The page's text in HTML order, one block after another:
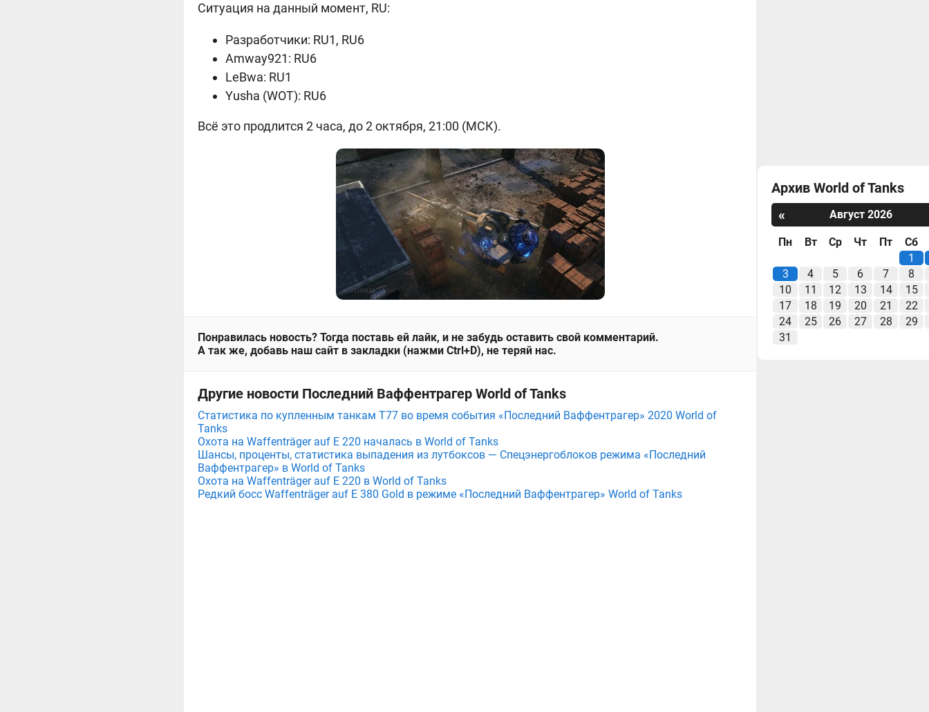
Ситуация на данный момент, RU:
Разработчики: RU1, RU6
Amway921: RU6
LeBwa: RU1
Yusha (WOT): RU6
Всё это продлится 2 часа, до 2 октября, 21:00 (МСК).
Понравилась новость? Тогда поставь ей лайк, и не забудь оставить свой комментарий.
А так же, добавь наш сайт в закладки (нажми Ctrl+D), не теряй нас.
Другие новости Последний Ваффентрагер World of Tanks
Статистика по купленным танкам T77 во время события «Последний Ваффентрагер» 2020 World of
Tanks
Охота на Waffenträger auf E 220 началась в World of Tanks
Шансы, проценты, статистика выпадения из лутбоксов — Спецэнергоблоков режима «Последний
Ваффентрагер» в World of Tanks
Охота на Waffenträger auf E 220 в World of Tanks
Редкий босс Waffenträger auf E 380 Gold в режиме «Последний Ваффентрагер» World of Tanks
Архив World of Tanks
«
Август 2026
Пн Вт Ср Чт Пт
Сб
1
3
4 5 6 7
8
10
11 12 13 14
15
17
18 19 20 21
22
24
25 26 27 28
29
31